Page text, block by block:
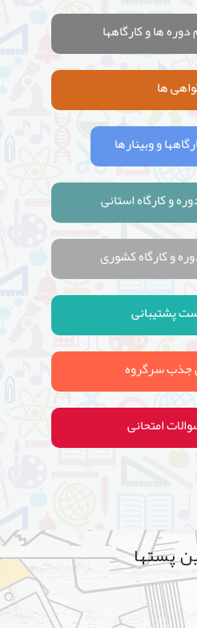
ها و کارگاهها
ها
و وبینارها
و کارگاه استانی
و کارگاه کشوری
پشتیبانی
جذب سرگروه
امتحانی
پستها